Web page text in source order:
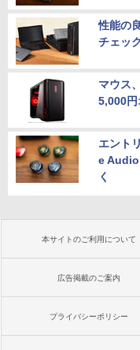
性能の
チェッ
マウス
5,000円
エント
e Audio
く
本サイトのご利用について
広告掲載のご案内
プライバシーポリシー